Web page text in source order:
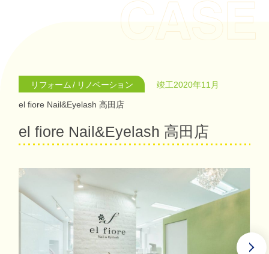
リフォーム / リノベーション 竣工2020年11月
el fiore Nail&Eyelash 高田店
el fiore Nail&Eyelash 高田店